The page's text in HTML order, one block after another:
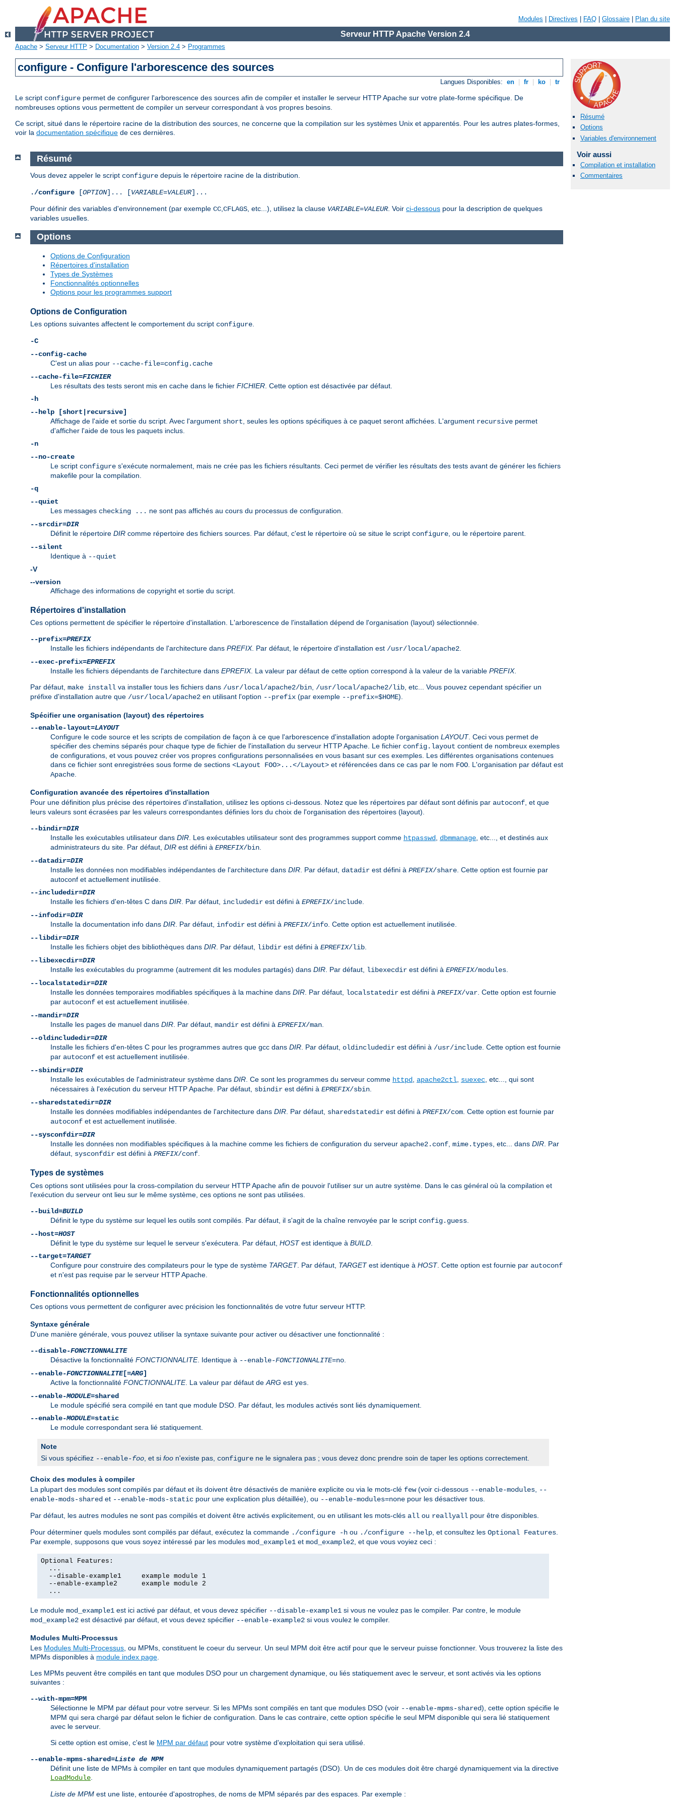
Modules Directives FAQ Glossaire Plan du site
Serveur HTTP Apache Version 2.4
Apache > Serveur HTTP > Documentation > Version 2.4 > Programmes
configure - Configure l'arborescence des sources
Langues Disponibles: en fr ko tr
Le script configure permet de configurer l'arborescence des sources afin de compiler et installer le serveur HTTP Apache sur votre plate-forme spécifique. De
nombreuses options vous permettent de compiler un serveur correspondant à vos propres besoins.
Ce script, situé dans le répertoire racine de la distribution des sources, ne concerne que la compilation sur les systèmes Unix et apparentés. Pour les autres plates-formes,
voir la documentation spécifique de ces dernières.
Résumé
Options
Variables d'environnement
Voir aussi
Compilation et installation
Commentaires
Résumé
Vous devez appeler le script configure depuis le répertoire racine de la distribution.
./configure [OPTION]... [VARIABLE=VALEUR]...
Pour définir des variables d'environnement (par exemple CC CFLAGS , etc...), utilisez la clause VARIABLE=VALEUR. Voir ci-dessous pour la description de quelques
variables usuelles.
Options
Options de Configuration
Répertoires d'installation
Types de Systèmes
Fonctionnalités optionnelles
Options pour les programmes support
Options de Configuration
Les options suivantes affectent le comportement du script configure.
-C
--config-cache
C'est un alias pour --cache-file=config.cache
--cache-file=FICHIER
Les résultats des tests seront mis en cache dans le fichier FICHIER. Cette option est désactivée par défaut.
-h
--help [short|recursive]
Affichage de l'aide et sortie du script. Avec l'argument short, seules les options spécifiques à ce paquet seront affichées. L'argument recursive permet
d'afficher l'aide de tous les paquets inclus.
-n
--no-create
Le script configure s'exécute normalement, mais ne crée pas les fichiers résultants. Ceci permet de vérifier les résultats des tests avant de générer les fichiers
makefile pour la compilation.
-q
--quiet
Les messages checking ... ne sont pas affichés au cours du processus de configuration.
--srcdir=DIR
Définit le répertoire DIR comme répertoire des fichiers sources. Par défaut, c'est le répertoire où se situe le script configure, ou le répertoire parent.
--silent
Identique à --quiet
-V
--version
Affichage des informations de copyright et sortie du script.
Répertoires d'installation
Ces options permettent de spécifier le répertoire d'installation. L'arborescence de l'installation dépend de l'organisation (layout) sélectionnée.
--prefix=PREFIX
Installe les fichiers indépendants de l'architecture dans PREFIX. Par défaut, le répertoire d'installation est /usr/local/apache2.
--exec-prefix=EPREFIX
Installe les fichiers dépendants de l'architecture dans EPREFIX. La valeur par défaut de cette option correspond à la valeur de la variable PREFIX.
Par défaut, make install va installer tous les fichiers dans /usr/local/apache2/bin, /usr/local/apache2/lib, etc... Vous pouvez cependant spécifier un
préfixe d'installation autre que /usr/local/apache2 en utilisant l'option --prefix (par exemple --prefix=$HOME).
Spécifier une organisation (layout) des répertoires
--enable-layout=LAYOUT
Configure le code source et les scripts de compilation de façon à ce que l'arborescence d'installation adopte l'organisation LAYOUT. Ceci vous permet de
spécifier des chemins séparés pour chaque type de fichier de l'installation du serveur HTTP Apache. Le fichier config.layout contient de nombreux exemples
de configurations, et vous pouvez créer vos propres configurations personnalisées en vous basant sur ces exemples. Les différentes organisations contenues
dans ce fichier sont enregistrées sous forme de sections <Layout FOO>...</Layout> et référencées dans ce cas par le nom FOO . L'organisation par défaut est
Apache
Configuration avancée des répertoires d'installation
Pour une définition plus précise des répertoires d'installation, utilisez les options ci-dessous. Notez que les répertoires par défaut sont définis par autoconf , et que
leurs valeurs sont écrasées par les valeurs correspondantes définies lors du choix de l'organisation des répertoires (layout).
--bindir=DIR
Installe les exécutables utilisateur dans DIR . Les exécutables utilisateur sont des programmes support comme htpasswd dbmmanage , etc..., et destinés aux
administrateurs du site. Par défaut, DIR est défini à EPREFIX/bin
--datadir=DIR
Installe les données non modifiables indépendantes de l'architecture dans DIR . Par défaut, datadir est défini à PREFIX/share . Cette option est fournie par
autoconf et actuellement inutilisée.
--includedir=DIR
Installe les fichiers d'en-têtes C dans DIR . Par défaut, includedir est défini à EPREFIX/include
--infodir=DIR
Installe la documentation info dans DIR . Par défaut, infodir est défini à PREFIX/info . Cette option est actuellement inutilisée.
--libdir=DIR
Installe les fichiers objet des bibliothèques dans DIR . Par défaut, libdir est défini à EPREFIX/lib
--libexecdir=DIR
Installe les exécutables du programme (autrement dit les modules partagés) dans DIR . Par défaut, libexecdir est défini à EPREFIX/modules
--localstatedir=DIR
Installe les données temporaires modifiables spécifiques à la machine dans DIR . Par défaut, localstatedir est défini à PREFIX/var . Cette option est fournie
par autoconf et est actuellement inutilisée.
--mandir=DIR
Installe les pages de manuel dans DIR . Par défaut, mandir est défini à EPREFIX/man
--oldincludedir=DIR
Installe les fichiers d'en-têtes C pour les programmes autres que gcc dans DIR . Par défaut, oldincludedir est défini à /usr/include . Cette option est fournie
par autoconf et est actuellement inutilisée.
--sbindir=DIR
Installe les exécutables de l'administrateur système dans DIR . Ce sont les programmes du serveur comme httpd apache2ctl suexec , etc..., qui sont
nécessaires à l'exécution du serveur HTTP Apache. Par défaut, sbindir est défini à EPREFIX/sbin
--sharedstatedir=DIR
Installe les données modifiables indépendantes de l'architecture dans DIR . Par défaut, sharedstatedir est défini à PREFIX/com . Cette option est fournie par
autoconf et est actuellement inutilisée.
--sysconfdir=DIR
Installe les données non modifiables spécifiques à la machine comme les fichiers de configuration du serveur apache2.conf mime.types , etc... dans DIR . Par
défaut, sysconfdir est défini à PREFIX/conf
Types de systèmes
Ces options sont utilisées pour la cross-compilation du serveur HTTP Apache afin de pouvoir l'utiliser sur un autre système. Dans le cas général où la compilation et
l'exécution du serveur ont lieu sur le même système, ces options ne sont pas utilisées.
--build=BUILD
Définit le type du système sur lequel les outils sont compilés. Par défaut, il s'agit de la chaîne renvoyée par le script config.guess
--host=HOST
Définit le type du système sur lequel le serveur s'exécutera. Par défaut, HOSTest identique à BUILD
--target=TARGET
Configure pour construire des compilateurs pour le type de système TARGET. Par défaut, TARGETest identique à HOST. Cette option est fournie par autoconf
et n'est pas requise par le serveur HTTP Apache.
Fonctionnalités optionnelles
Ces options vous permettent de configurer avec précision les fonctionnalités de votre futur serveur HTTP.
Syntaxe générale
D'une manière générale, vous pouvez utiliser la syntaxe suivante pour activer ou désactiver une fonctionnalité :
--disable-FONCTIONNALITE
Désactive la fonctionnalité FONCTIONNALITE. Identique à --enable-FONCTIONNALITE=no
--enable-FONCTIONNALITE[=ARG]
Active la fonctionnalité FONCTIONNALITE. La valeur par défaut de ARG est yes
--enable-MODULE=shared
Le module spécifié sera compilé en tant que module DSO. Par défaut, les modules activés sont liés dynamiquement.
--enable-MODULE=static
Le module correspondant sera lié statiquement.
Note
Si vous spécifiez --enable-foo , et si foo n'existe pas, configure ne le signalera pas ; vous devez donc prendre soin de taper les options correctement.
Choix des modules à compiler
La plupart des modules sont compilés par défaut et ils doivent être désactivés de manière explicite ou via le mots-clé few(voir ci-dessous --enable-modules
--
enable-mods-shared et --enable-mods-static pour une explication plus détaillée), ou --enable-modules=none pour les désactiver tous.
Par défaut, les autres modules ne sont pas compilés et doivent être activés explicitement, ou en utilisant les mots-clés all ou reallyall pour être disponibles.
Pour déterminer quels modules sont compilés par défaut, exécutez la commande ./configure -h ou ./configure --help , et consultez les Optional Features
Par exemple, supposons que vous soyez intéressé par les modules mod_example1 et mod_example2 , et que vous voyiez ceci :
Optional Features:
  ...
  --disable-example1     example module 1
  --enable-example2      example module 2
  ...
Le module mod_example1 est ici activé par défaut, et vous devez spécifier --disable-example1 si vous ne voulez pas le compiler. Par contre, le module
mod_example2 est désactivé par défaut, et vous devez spécifier --enable-example2 si vous voulez le compiler.
Modules Multi-Processus
Les Modules Multi-Processus , ou MPMs, constituent le coeur du serveur. Un seul MPM doit être actif pour que le serveur puisse fonctionner. Vous trouverez la liste des
MPMs disponibles à module index page
Les MPMs peuvent être compilés en tant que modules DSO pour un chargement dynamique, ou liés statiquement avec le serveur, et sont activés via les options
suivantes :
--with-mpm=MPM
Sélectionne le MPM par défaut pour votre serveur. Si les MPMs sont compilés en tant que modules DSO (voir --enable-mpms-shared), cette option spécifie le
MPM qui sera chargé par défaut selon le fichier de configuration. Dans le cas contraire, cette option spécifie le seul MPM disponible qui sera lié statiquement
avec le serveur.
Si cette option est omise, c'est le MPM par défaut pour votre système d'exploitation qui sera utilisé.
--enable-mpms-shared=Liste de MPM
Définit une liste de MPMs à compiler en tant que modules dynamiquement partagés (DSO). Un de ces modules doit être chargé dynamiquement via la directive
LoadModule
Liste de MPM est une liste, entourée d'apostrophes, de noms de MPM séparés par des espaces. Par exemple :